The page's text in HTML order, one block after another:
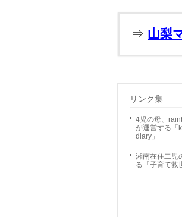
⇒ 山梨
リンク集
4児の母、
が運営する「
diary」
湘南在住二児
る「子育て救